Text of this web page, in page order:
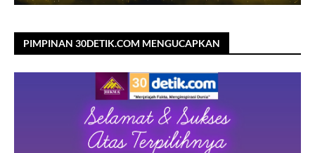
PIMPINAN 30DETIK.COM MENGUCAPKAN